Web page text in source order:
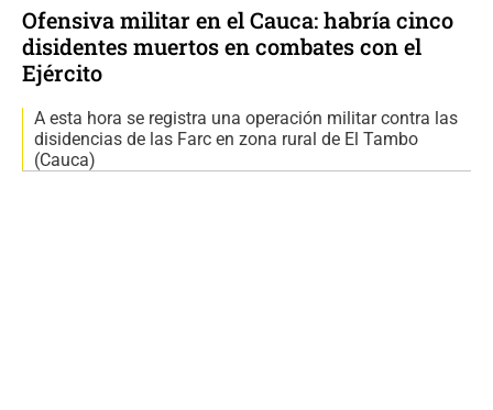
Ofensiva militar en el Cauca: habría cinco
disidentes muertos en combates con el
Ejército
A esta hora se registra una operación militar contra las
disidencias de las Farc en zona rural de El Tambo
(Cauca)